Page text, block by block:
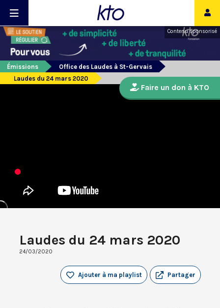
Contenu sponsorisé
Émissions
Office des Laudes à St-Gervais
Laudes du 24 mars 2020
Laudes du 24 mars 2020
24/03/2020
Partager
Ajouter à ma playlist
Faire un don à KTO